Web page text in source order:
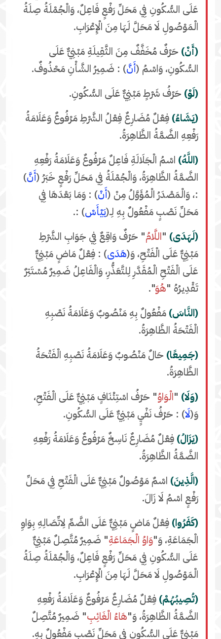
عَلَى السُّكُونِ فِي مَحَلِّ رَفْعٍ فَاعِلٌ، وَالْجُمْلَةُ صِلَةُ
الْمَوْصُولِ لَا مَحَلَّ لَهَا مِنَ الْإِعْرَابِ.
(أَنْ) حَرْفٌ مُخَفَّفٌ مِنَ الثَّقِيلَةِ مَبْنِيٌّ عَلَى
السُّكُونِ، وَاسْمُ (أَنَّ) : ضَمِيرُ الشَّأْنِ مَحْذُوفٌ.
(لَوْ) حَرْفُ شَرْطٍ مَبْنِيٌّ عَلَى السُّكُونِ.
(يَشَاءُ) فِعْلٌ مُضَارِعٌ فِعْلُ الشَّرْطِ مَرْفُوعٌ وَعَلَامَةُ
رَفْعِهِ الضَّمَّةُ الظَّاهِرَةُ.
(اللَّهُ) اسْمُ الْجَلَالَةِ فَاعِلٌ مَرْفُوعٌ وَعَلَامَةُ رَفْعِهِ
الضَّمَّةُ الظَّاهِرَةُ، وَالْجُمْلَةُ فِي مَحَلِّ رَفْعٍ خَبَرُ (أَنَّ)
:، وَالْمَصْدَرُ الْمُؤَوَّلُ مِنْ (أَنْ) : وَمَا بَعْدَهَا فِي
مَحَلِّ نَصْبٍ مَفْعُولٌ بِهِ لِـ(يَيْأَسْ) :.
(لَهَدَى) "اللَّامُ" حَرْفٌ وَاقِعٌ فِي جَوَابِ الشَّرْطِ
مَبْنِيٌّ عَلَى الْفَتْحِ، وَ(هَدَى) : فِعْلٌ مَاضٍ مَبْنِيٌّ
عَلَى الْفَتْحِ الْمُقَدَّرِ لِلتَّعَذُّرِ، وَالْفَاعِلُ ضَمِيرٌ مُسْتَتِرٌ
تَقْدِيرُهُ "هُوَ".
(النَّاسَ) مَفْعُولٌ بِهِ مَنْصُوبٌ وَعَلَامَةُ نَصْبِهِ
الْفَتْحَةُ الظَّاهِرَةُ.
(جَمِيعًا) حَالٌ مَنْصُوبٌ وَعَلَامَةُ نَصْبِهِ الْفَتْحَةُ
الظَّاهِرَةُ.
(وَلَا) "الْوَاوُ" حَرْفُ اسْتِئْنَافٍ مَبْنِيٌّ عَلَى الْفَتْحِ،
وَ(لَا) : حَرْفُ نَفْيٍ مَبْنِيٌّ عَلَى السُّكُونِ.
(يَزَالُ) فِعْلٌ مُضَارِعٌ نَاسِخٌ مَرْفُوعٌ وَعَلَامَةُ رَفْعِهِ
الضَّمَّةُ الظَّاهِرَةُ.
(الَّذِينَ) اسْمٌ مَوْصُولٌ مَبْنِيٌّ عَلَى الْفَتْحِ فِي مَحَلِّ
رَفْعٍ اسْمُ لَا زَالَ.
(كَفَرُوا) فِعْلٌ مَاضٍ مَبْنِيٌّ عَلَى الضَّمِّ لِاتِّصَالِهِ بِوَاوِ
الْجَمَاعَةِ، وَ"وَاوُ الْجَمَاعَةِ" ضَمِيرٌ مُتَّصِلٌ مَبْنِيٌّ
عَلَى السُّكُونِ فِي مَحَلِّ رَفْعٍ فَاعِلٌ، وَالْجُمْلَةُ صِلَةُ
الْمَوْصُولِ لَا مَحَلَّ لَهَا مِنَ الْإِعْرَابِ.
(تُصِيبُهُمْ) فِعْلٌ مُضَارِعٌ مَرْفُوعٌ وَعَلَامَةُ رَفْعِهِ
الضَّمَّةُ الظَّاهِرَةُ، وَ"هَاءُ الْغَائِبِ" ضَمِيرٌ مُتَّصِلٌ
مَبْنِيٌّ عَلَى السُّكُونِ فِي مَحَلِّ نَصْبٍ مَفْعُولٌ بِهِ.